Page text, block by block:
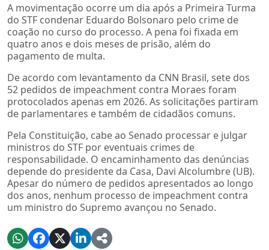
A movimentação ocorre um dia após a Primeira Turma
do STF condenar Eduardo Bolsonaro pelo crime de
coação no curso do processo. A pena foi fixada em
quatro anos e dois meses de prisão, além do
pagamento de multa.
De acordo com levantamento da CNN Brasil, sete dos
52 pedidos de impeachment contra Moraes foram
protocolados apenas em 2026. As solicitações partiram
de parlamentares e também de cidadãos comuns.
Pela Constituição, cabe ao Senado processar e julgar
ministros do STF por eventuais crimes de
responsabilidade. O encaminhamento das denúncias
depende do presidente da Casa, Davi Alcolumbre (UB).
Apesar do número de pedidos apresentados ao longo
dos anos, nenhum processo de impeachment contra
um ministro do Supremo avançou no Senado.